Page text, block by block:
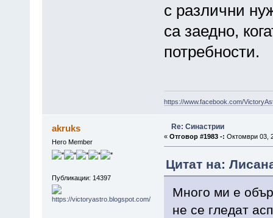
с различни
са заедно,
потребности.
https://www.facebook.com/
akruks
Hero Member
Публикации: 14397
Re: Синастрии
« Отговор #1983 -: Октомври 03,
Цитат на:
Много ми е
не се гледат